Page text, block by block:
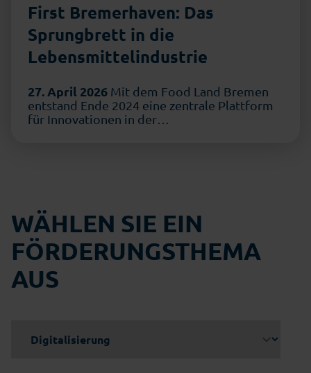
First Bremerhaven: Das
Sprungbrett in die
Lebensmittelindustrie
27. April 2026 Mit dem Food Land Bremen
entstand Ende 2024 eine zentrale Plattform
für Innovationen in der
WÄHLEN SIE EIN
FÖRDERUNGSTHEMA
AUS